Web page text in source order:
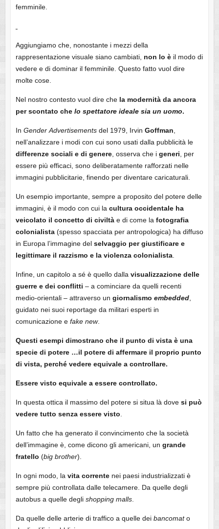
femminile.
Aggiungiamo che, nonostante i mezzi della
rappresentazione visuale siano cambiati, non lo èil modo di
vedere e di dominar il femminile. Questo fatto vuol dire
molte cose.
Nel nostro contesto vuol dire che la modernità da ancora
per scontato che lo spettatore ideale sia un uomo.
In Gender Advertisementsdel 1979, Irvin Goffman,
nell’analizzare i modi con cui sono usati dalla pubblicità le
differenze sociali e di genere, osserva che i generi, per
essere più efficaci, sono deliberatamente rafforzati nelle
immagini pubblicitarie, finendo per diventare caricaturali.
Un esempio importante, sempre a proposito del potere delle
immagini, è il modo con cui la cultura occidentale ha
veicolato il concetto di civiltà e di come la fotografia
colonialista(spesso spacciata per antropologica) ha diffuso
in Europa l’immagine del selvaggio per giustificare e
legittimare il razzismo e la violenza colonialista.
Infine, un capitolo a sé è quello dalla visualizzazione delle
guerre e dei conflitti – a cominciare da quelli recenti
medio-orientali – attraverso un giornalismo embedded,
guidato nei suoi reportage da militari esperti in
comunicazione e fake new.
Questi esempi dimostrano che il punto di vista è una
specie di potere …il potere di affermare il proprio punto
di vista, perché vedere equivale a controllare.
Essere visto equivale a essere controllato.
In questa ottica il massimo del potere si situa là dove si può
vedere tutto senza essere visto.
Un fatto che ha generato il convincimento che la società
dell’immagine è, come dicono gli americani, un grande
fratello (big brother).
In ogni modo, la vita correntenei paesi industrializzati è
sempre più controllata dalle telecamere. Da quelle degli
autobus a quelle degli shopping malls.
Da quelle delle arterie di traffico a quelle dei bancomato